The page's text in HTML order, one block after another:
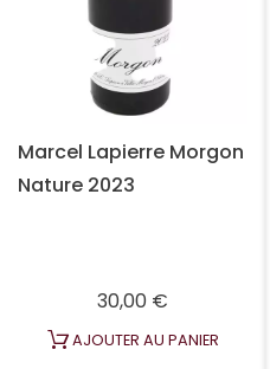
Marcel Lapierre Morgon
Nature 2023
30,00 €
AJOUTER AU PANIER